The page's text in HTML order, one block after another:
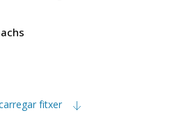
fitxer